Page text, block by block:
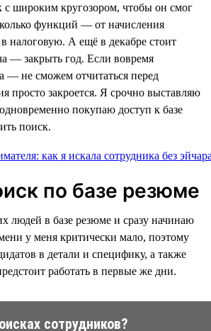
с широким кругозором, чтобы он смог
функций — от начисления
налоговую. А ещё в декабре стоит
— закрыть год. Если вовремя
— не сможем отчитаться перед
просто закроется. Я срочно выставляю
покупаю доступ к базе
поиск.
по базе резюме
людей в базе резюме и сразу начинаю
у меня критически мало, поэтому
в детали и специфику, а также
работать в первые же дни.
сотрудников?